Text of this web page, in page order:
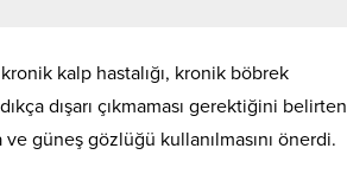
kalp hastalığı, kronik böbrek
dışarı çıkmaması gerektiğini belirten
güneş gözlüğü kullanılmasını önerdi.